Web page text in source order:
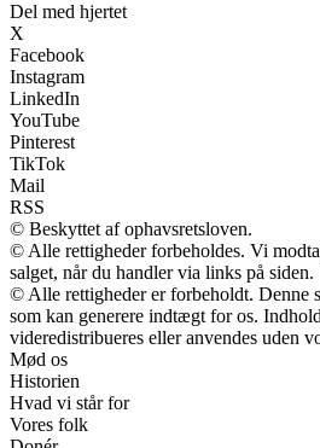
Del med hjertet
X
Facebook
Instagram
LinkedIn
YouTube
Pinterest
TikTok
Mail
RSS
© Beskyttet af ophavsretsloven.
© Alle rettigheder forbeholdes. Vi
salget, når du handler via links på siden.
© Alle rettigheder er forbeholdt. Denne
som kan generere indtægt for os.
videredistribueres eller anvendes uden
Mød os
Historien
Hvad vi står for
Vores folk